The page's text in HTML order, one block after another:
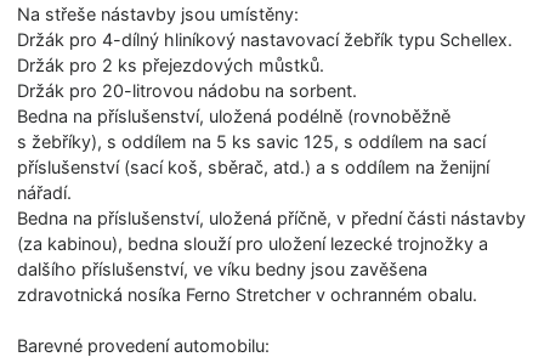
Na střeše nástavby jsou umístěny:
Držák pro 4-dílný hliníkový nastavovací žebřík typu Schellex.
Držák pro 2 ks přejezdových můstků.
Držák pro 20-litrovou nádobu na sorbent.
Bedna na příslušenství, uložená podélně (rovnoběžně
s žebříky), s oddílem na 5 ks savic 125, s oddílem na sací
příslušenství (sací koš, sběrač, atd.) a s oddílem na ženijní
nářadí.
Bedna na příslušenství, uložená příčně, v přední části nástavby
(za kabinou), bedna slouží pro uložení lezecké trojnožky a
dalšího příslušenství, ve víku bedny jsou zavěšena
zdravotnická nosíka Ferno Stretcher v ochranném obalu.
Barevné provedení automobilu: